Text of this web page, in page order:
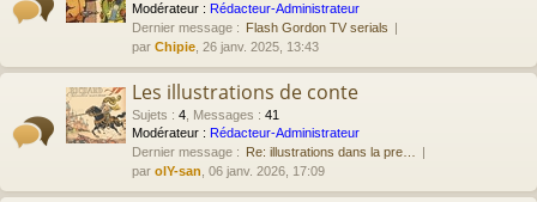
Modérateur : Rédacteur-Administrateur
Dernier message : Flash Gordon TV serials
par Chipie , 26 janv. 2025, 13:43
Les illustrations de conte
Sujets : 4 Messages : 41
Modérateur : Rédacteur-Administrateur
Dernier message : Re: illustrations dans la pre…
par olY-san , 06 janv. 2026, 17:09